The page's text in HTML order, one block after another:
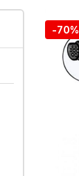
-70%